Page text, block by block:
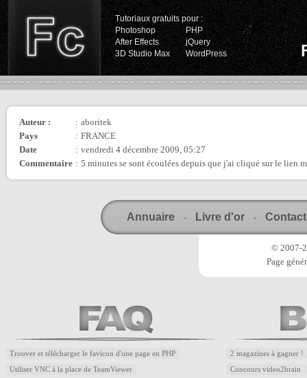
Tutoriaux gratuits pour :
Photoshop
PHP
After Effects
jQuery
3D Studio Max
WordPress
Auteur : : aboritek
Pays
: FRANCE
Date
: vendredi 4 décembre 2009, 05:27
Commentaire : 5 minutes se sont écoulées depuis que j'ai cliqué sur le lien
Annuaire - Livre d'or - Contact
© 2007-
Page
Trouver et télécharger le favicon d'une page en PHP
Utiliser VNC à la place de TeamViewer
2 magazines à gagner !
Concours video2brain